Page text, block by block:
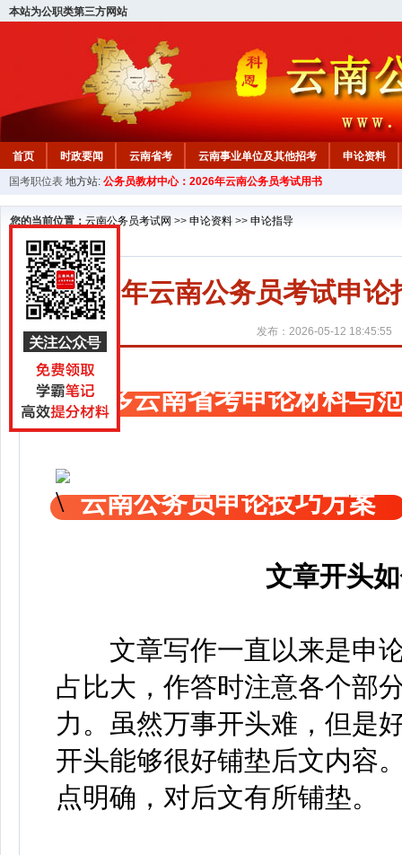
本站为公职类第三方网站
首页 时政要闻 云南省考 云南事业单位及其他招考
申论资料
国考职位表 地方站: 公务员教材中心：2026年云南公务员考试用书
您的当前位置： 云南公务员考试网 >> 申论资料 >> 申论指导
2027年云南公务员考试申
发布：2026-05-12 18:45:55
更多云南省考申论材料与
云南公务员申论技巧方案
文章开头
文章写作一直以来是申
占比大，作答时注意各个部
力。虽然万事开头难，但是
开头能够很好铺垫后文内容
点明确，对后文有所铺垫。